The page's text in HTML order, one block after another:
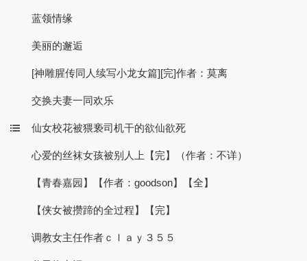
蓝领情缘
美丽的邂逅
[神雕腥传同人续写小龙女篇][完]作者：莫离
交换夫妻一同欢乐
仙女校花被猥亵司机干的欲仙欲死
心爱的丝袜女孩被别人上【完】（作者：不详）
【青春嘉园】【作者：goodson】【全】
【侠女被攒蹄的全过程】【完】
调教女主任作者ｃｌａｙ３５５